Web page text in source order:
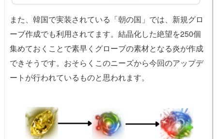
の狭間」というオブジェクトが登場します。「絶望の狭間」の隣でモンスタ
します。エルビアの...
また、韓国で実装されている「朝の国」では、新規グロ
ーブ作成でも利用されてます。結晶化した絶望を250個
集めておくことで素早くグローブの素材となる炎が作成
できそうです。おそらくこのニーズから今回のアップデ
ートが行われているものと思われます。